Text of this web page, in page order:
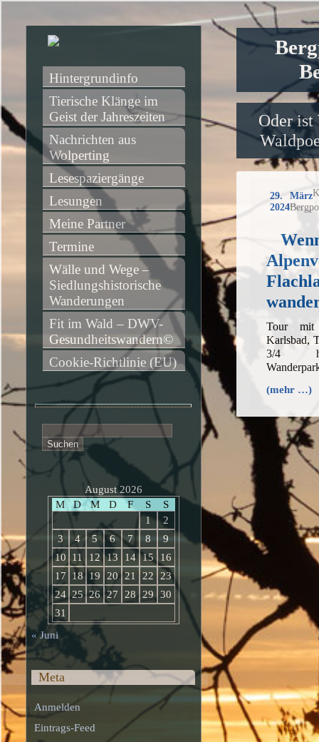
Oder ist
29. März
2024
Tour
Karlsbad,
3/4 h,
(mehr …)
Hintergrundinfo
Tierische Klänge im
Geist der Jahreszeiten
Nachrichten aus
Wolperting
Lesespaziergänge
Lesungen
Meine Partner
Termine
Wälle und Wege –
Siedlungshistorische
Wanderungen
Fit im Wald – DWV-
Gesundheitswandern©
Cookie-Richtlinie (EU)
nach:
August 2026
M
D M D F S
S
1
2
3
4 5 6 7 8
9
10
11 12 13 14 15
16
17
18 19 20 21 22
23
24 25 26 27 28 29
30
31
« Juni
Meta
Anmelden
Eintrags-Feed